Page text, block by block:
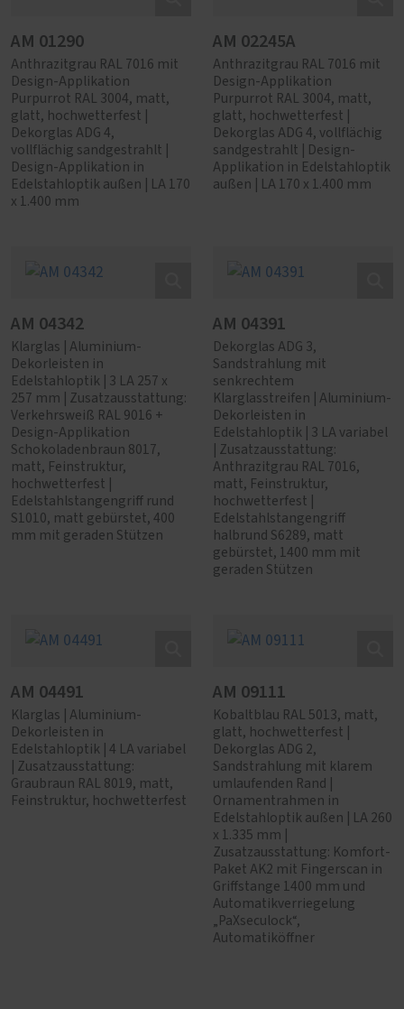
AM 01290
Anthrazitgrau RAL 7016 mit
Design-Applikation
Purpurrot RAL 3004, matt,
glatt, hochwetterfest |
Dekorglas ADG 4,
vollflächig sandgestrahlt |
Design-Applikation in
Edelstahloptik außen | LA 170
x 1.400 mm
AM 02245A
Anthrazitgrau RAL 7016 mit
Design-Applikation
Purpurrot RAL 3004, matt,
glatt, hochwetterfest |
Dekorglas ADG 4, vollflächig
sandgestrahlt | Design-
Applikation in Edelstahloptik
außen | LA 170 x 1.400 mm
AM 04342
Klarglas | Aluminium-
Dekorleisten in
Edelstahloptik | 3 LA 257 x
257 mm | Zusatzausstattung:
Verkehrsweiß RAL 9016 +
Design-Applikation
Schokoladenbraun 8017,
matt, Feinstruktur,
hochwetterfest |
Edelstahlstangengriff rund
S1010, matt gebürstet, 400
mm mit geraden Stützen
AM 04391
Dekorglas ADG 3,
Sandstrahlung mit
senkrechtem
Klarglasstreifen | Aluminium-
Dekorleisten in
Edelstahloptik | 3 LA variabel
| Zusatzausstattung:
Anthrazitgrau RAL 7016,
matt, Feinstruktur,
hochwetterfest |
Edelstahlstangengriff
halbrund S6289, matt
gebürstet, 1400 mm mit
geraden Stützen
AM 04491
Klarglas | Aluminium-
Dekorleisten in
Edelstahloptik | 4 LA variabel
| Zusatzausstattung:
Graubraun RAL 8019, matt,
Feinstruktur, hochwetterfest
AM 09111
Kobaltblau RAL 5013, matt,
glatt, hochwetterfest |
Dekorglas ADG 2,
Sandstrahlung mit klarem
umlaufenden Rand |
Ornamentrahmen in
Edelstahloptik außen | LA 260
x 1.335 mm |
Zusatzausstattung: Komfort-
Paket AK2 mit Fingerscan in
Griffstange 1400 mm und
Automatikverriegelung
„PaXseculock“,
Automatiköffner